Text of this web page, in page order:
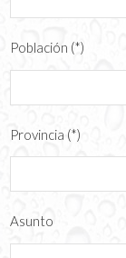
Población (*)
Provincia (*)
Asunto